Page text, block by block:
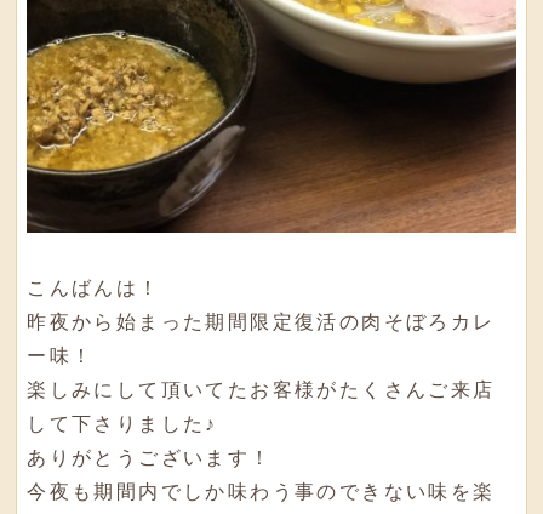
こんばんは！
昨夜から始まった期間限定復活の肉そぼろカレ
ー味！
楽しみにして頂いてたお客様がたくさんご来店
して下さりました♪
ありがとうございます！
今夜も期間内でしか味わう事のできない味を楽